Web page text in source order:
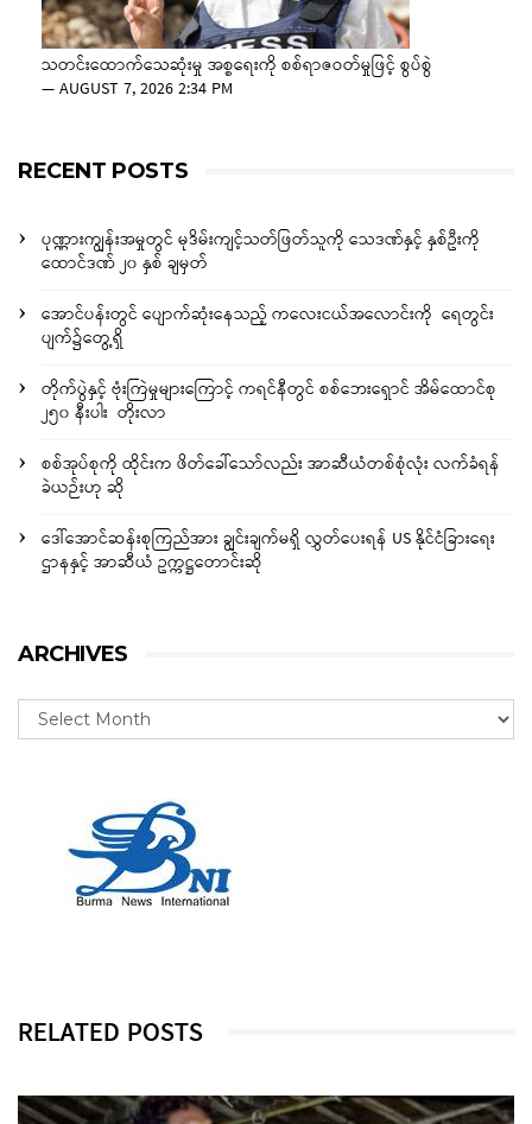
သတင်းထောက်သေဆုံးမှု အစ္စရေးကို စစ်ရာဇဝတ်မှုဖြင့် စွပ်စွဲ
—AUGUST 7, 2026 2:34 PM
RECENT POSTS
ပုဏ္ဏားကျွန်းအမှုတွင် မုဒိမ်းကျင့်သတ်ဖြတ်သူကို သေဒဏ်နှင့် နှစ်ဦးကို
ထောင်ဒဏ် ၂၀ နှစ် ချမှတ်
အောင်ပန်းတွင် ပျောက်ဆုံးနေသည့် ကလေးငယ်အလောင်းကို ရေတွင်း
ပျက်၌တွေ့ရှိ
တိုက်ပွဲနှင့် ဗုံးကြဲမှုများကြောင့် ကရင်နီတွင် စစ်ဘေးရှောင် အိမ်ထောင်စု
၂၅၀ နီးပါး တိုးလာ
စစ်အုပ်စုကို ထိုင်းက ဖိတ်ခေါ်သော်လည်း အာဆီယံတစ်စုံလုံး လက်ခံရန်
ခဲယဉ်းဟု ဆို
ဒေါ်အောင်ဆန်းစုကြည်အား ချွင်းချက်မရှိ လွှတ်ပေးရန် US နိုင်ငံခြားရေး
ဌာနနှင့် အာဆီယံ ဥက္ကဋ္ဌတောင်းဆို
ARCHIVES
RELATED POSTS